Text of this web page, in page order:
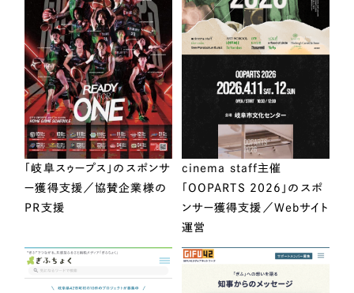
「岐阜スゥープス」のスポンサ
ー獲得支援／協賛企業様の
PR支援
cinema staff主催
「OOPARTS 2026」のスポ
ンサー獲得支援／Webサイト
運営